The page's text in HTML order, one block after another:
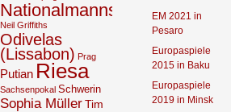
Nationalmannschaft
Neil Griffiths
Odivelas
(Lissabon) Prag
Putian Riesa
Sachsenpokal Schwerin
Sophia Müller Tim
EM 2021 in
Pesaro
Europaspiele
2015 in Baku
Europaspiele
2019 in Minsk